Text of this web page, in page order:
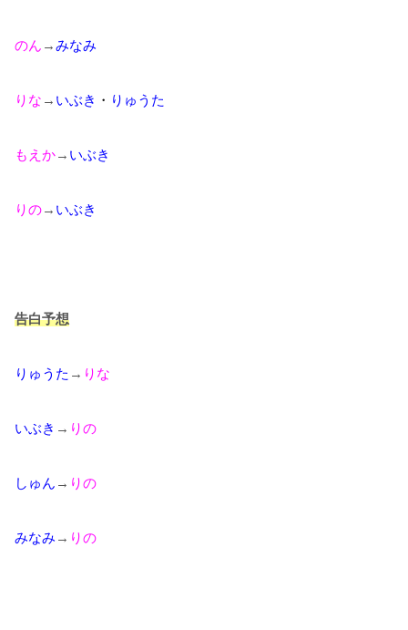
のん →みなみ
りな → いぶき ・ りゅうた
もえか→ いぶき
りの→ いぶき
告白予想
りゅうた → りな
いぶき → りの
しゅん → りの
みなみ → りの